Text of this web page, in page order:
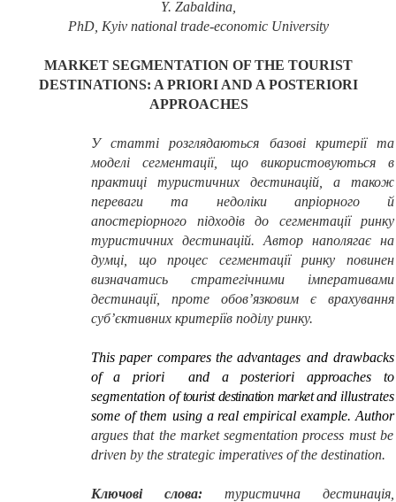
Y. Zabaldina,
PhD, Kyiv national trade-economic University
MARKET SEGMENTATION OF THE TOURIST
DESTINATIONS: A PRIORI AND A POSTERIORI
APPROACHES
У статті розглядаються базові критерії та
моделі сегментації, що використовуються в
практиці туристичних дестинацій, а також
переваги та недоліки апріорного й
апостеріорного підходів до сегментації ринку
туристичних дестинацій. Автор наполягає на
думці , що процес сегментації
ринку повинен
визначатись
стратегічними
імперативами
дестинації, проте обов’язковим є врахування
суб’єктивних критеріїв поділу ринку.
This paper compares the advantages and drawbacks
of
a priori and a posteriori approachesto
segmentation of tourist destination market and illustrates
some of them using a real empirical example. Author
argues that the market segmentation process must be
driven by the strategic imperatives of the destination.
Ключові слова: туристична дестинація,